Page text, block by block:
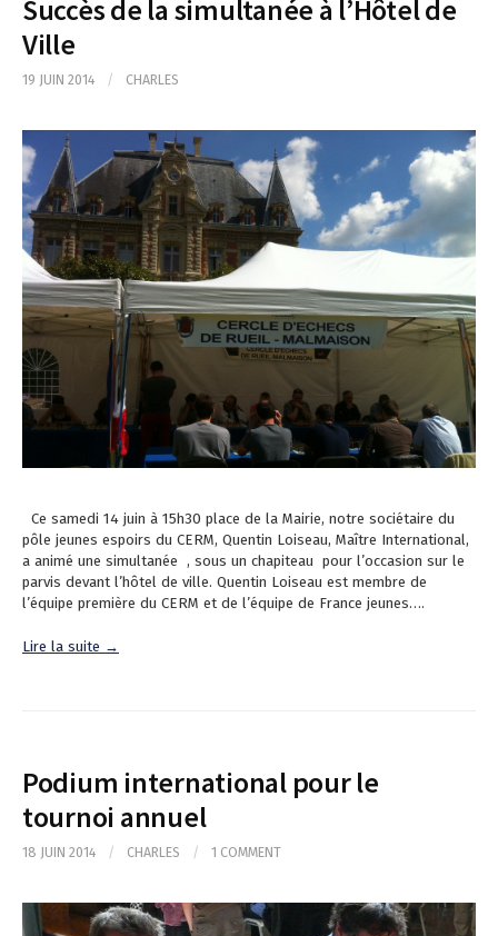
Succès de la simultanée à l’Hôtel de
Ville
19 JUIN 2014 / CHARLES
Ce samedi 14 juin à 15h30 place de la Mairie, notre sociétaire du
pôle jeunes espoirs du CERM, Quentin Loiseau, Maître International,
a animé une simultanée , sous un chapiteau pour l’occasion sur le
parvis devant l’hôtel de ville. Quentin Loiseau est membre de
l’équipe première du CERM et de l’équipe de France jeunes….
Lire la suite →
Podium international pour le
tournoi annuel
18 JUIN 2014 / CHARLES / 1 COMMENT